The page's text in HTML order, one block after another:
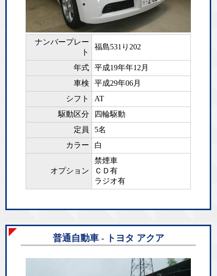
ナンバープレー
ト
福島531り202
年式
平成19年年12月
車検
平成29年06月
シフト
AT
駆動区分
四輪駆動
定員
5名
カラー
白
オプション
禁煙車
ＣＤ有
ラジオ有
普通自動車 - トヨタ アクア